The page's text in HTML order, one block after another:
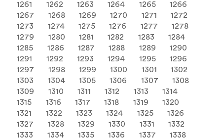
1261
1262 1263 1264 1265
1266
1267
1268 1269 1270 1271
1272
1273
1274 1275 1276 1277
1278
1279
1280 1281 1282 1283
1284
1285
1286 1287 1288 1289
1290
1291
1292 1293 1294 1295
1296
1297
1298 1299 1300 1301
1302
1303
1304 1305 1306 1307
1308
1309
1310 1311 1312 1313
1314
1315
1316 1317 1318 1319
1320
1321
1322 1323 1324 1325
1326
1327
1328 1329 1330 1331
1332
1333
1334 1335 1336 1337 1338